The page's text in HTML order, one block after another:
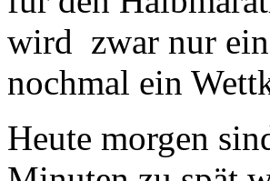
wird zwar nur ein
nochmal ein
Heute morgen